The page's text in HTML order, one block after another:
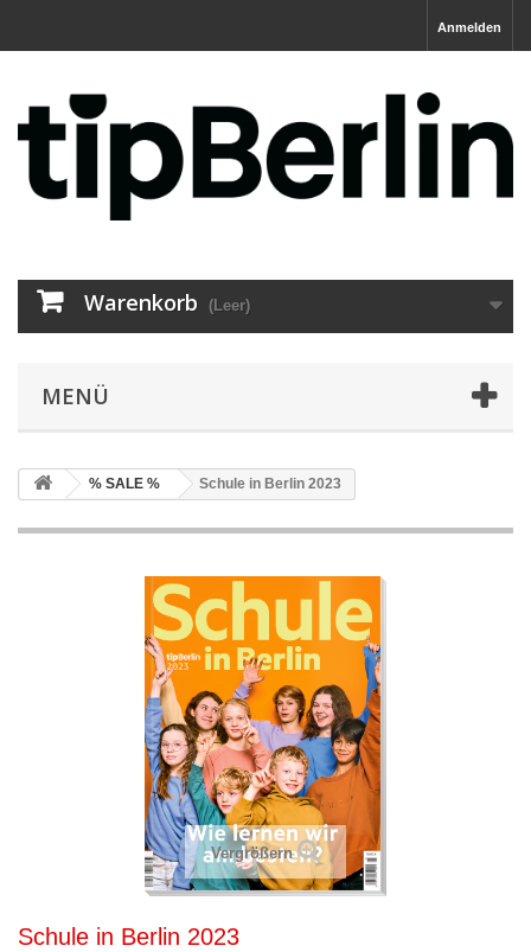
Anmelden
Warenkorb (Leer)
MENÜ
% SALE % Schule in Berlin 2023
Vergrößern
Schule in Berlin 2023